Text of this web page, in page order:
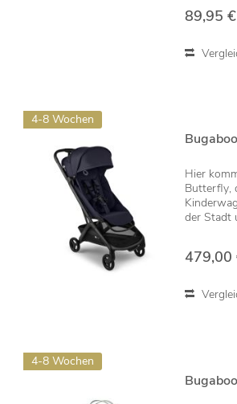
89,95
4-8 Wochen
Hier
Butterfly,
der Stadt
479,00
4-8 Wochen